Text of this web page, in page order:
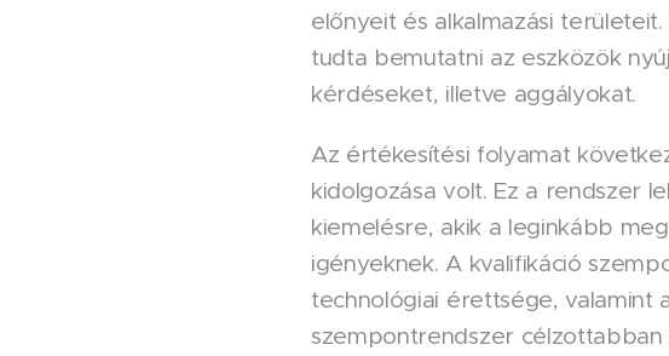
előnyeit és alkalmazási
tudta bemutatni az eszközök
kérdéseket, illetve aggályokat.
Az értékesítési folyamat
kidolgozása volt. Ez a rendszer
kiemelésre, akik a leginkább
igényeknek. A kvalifikáció
technológiai érettsége, valamint
szempontrendszer